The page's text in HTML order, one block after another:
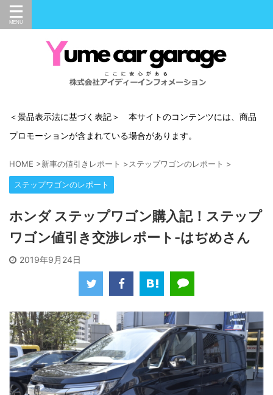
＜景品表示法に基づく表記＞ 本サイトのコンテンツには、商品
プロモーションが含まれている場合があります。
HOME >新車の値引きレポート >ステップワゴンのレポート >
ステップワゴンのレポート
ホンダ ステップワゴン購入記！ステップ
ワゴン値引き交渉レポート-はぢめさん
2019年9月24日